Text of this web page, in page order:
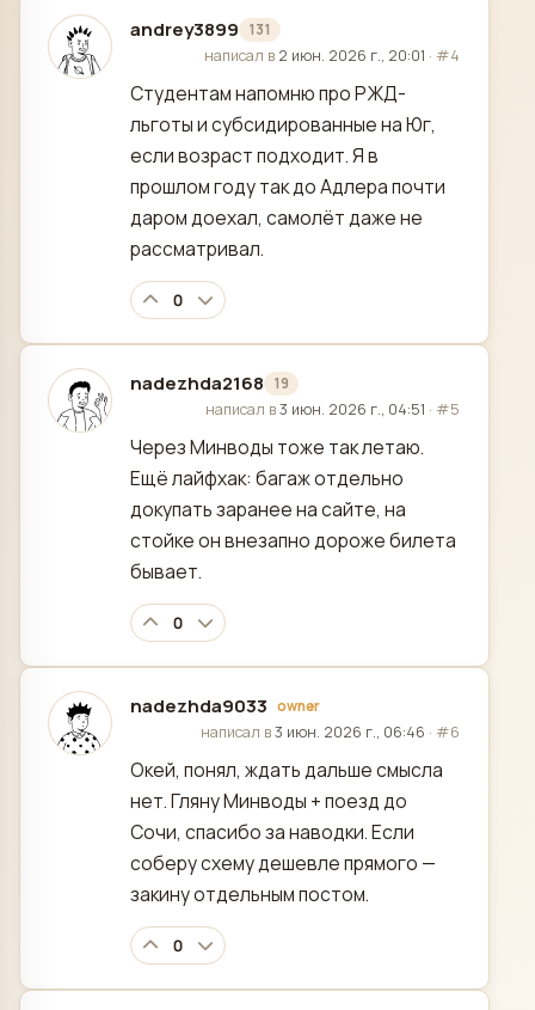
andrey3899 131
отредактировано
написал в 2 июн. 2026 г., 20:01 · #4
Студентам напомню про РЖД-
льготы и субсидированные на Юг,
если возраст подходит. Я в
прошлом году так до Адлера почти
даром доехал, самолёт даже не
рассматривал.
0
nadezhda2168 19
отредактировано
написал в3 июн. 2026 г., 04:51 · #5
Через Минводы тоже так летаю.
Ещё лайфхак: багаж отдельно
докупать заранее на сайте, на
стойке он внезапно дороже билета
бывает.
0
nadezhda9033 owner
отредактировано
написал в3 июн. 2026 г., 06:46 · #6
Окей, понял, ждать дальше смысла
нет. Гляну Минводы + поезд до
Сочи, спасибо за наводки. Если
соберу схему дешевле прямого —
закину отдельным постом.
0